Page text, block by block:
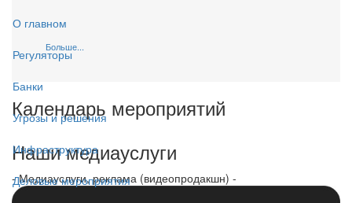
О главном
Регуляторы
Банки
Угрозы и решения
Инфраструктура
Деловые мероприятия
Больше...
Календарь мероприятий
Наши медиауслуги
- Медиауслуги, реклама (видеопродакшн) -